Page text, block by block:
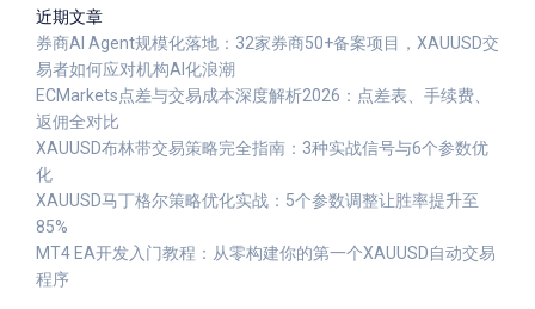
近期文章
券商AI Agent规模化落地：32家券商50+备案项目，XAUUSD交
易者如何应对机构AI化浪潮
ECMarkets点差与交易成本深度解析2026：点差表、手续费、
返佣全对比
XAUUSD布林带交易策略完全指南：3种实战信号与6个参数优
化
XAUUSD马丁格尔策略优化实战：5个参数调整让胜率提升至
85%
MT4 EA开发入门教程：从零构建你的第一个XAUUSD自动交易
程序